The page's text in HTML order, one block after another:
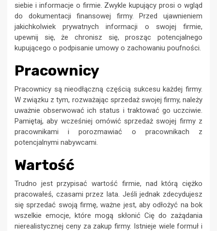
siebie i informacje o firmie. Zwykle kupujący prosi o wgląd
do dokumentacji finansowej firmy. Przed ujawnieniem
jakichkolwiek prywatnych informacji o swojej firmie,
upewnij się, że chronisz się, prosząc potencjalnego
kupującego o podpisanie umowy o zachowaniu poufności.
Pracownicy
Pracownicy są nieodłączną częścią sukcesu każdej firmy.
W związku z tym, rozważając sprzedaż swojej firmy, należy
uważnie obserwować ich status i traktować go uczciwie.
Pamiętaj, aby wcześniej omówić sprzedaż swojej firmy z
pracownikami i porozmawiać o pracownikach z
potencjalnymi nabywcami.
Wartość
Trudno jest przypisać wartość firmie, nad którą ciężko
pracowałeś, czasami przez lata. Jeśli jednak zdecydujesz
się sprzedać swoją firmę, ważne jest, aby odłożyć na bok
wszelkie emocje, które mogą skłonić Cię do zażądania
nierealistycznej ceny za zakup firmy. Istnieje wiele formuł i